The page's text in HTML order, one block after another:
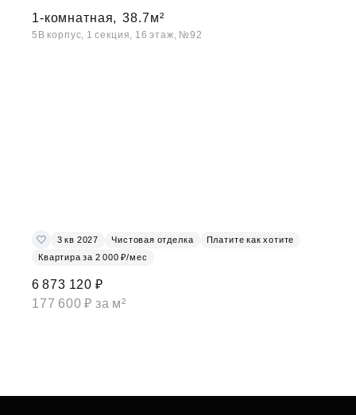
1-комнатная, 38.7м²
5В корпус, 1 секция, 16 этаж, №92
3 кв 2027 Чистовая отделка
Платите как хотите
Квартира за 2 000 ₽/мес
6 873 120 ₽
177 600 ₽ за м²